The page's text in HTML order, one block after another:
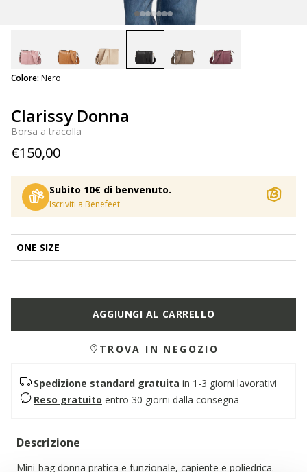
Clarissy Donna
Borsa a tracolla
€150,00
Subito 10€ di benvenuto.
Iscriviti a Benefeet
Colore: Nero
ONE SIZE
AGGIUNGI AL CARRELLO
TROVA IN NEGOZIO
Spedizione standard gratuita in 1-3 giorni lavorativi
Reso gratuito entro 30 giorni dalla consegna
Descrizione
Mini-bag donna pratica e funzionale, capiente e poliedrica.